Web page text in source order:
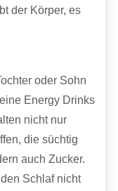
der Körper, es
oder Sohn
Energy Drinks
nicht nur
die süchtig
auch Zucker.
Schlaf nicht